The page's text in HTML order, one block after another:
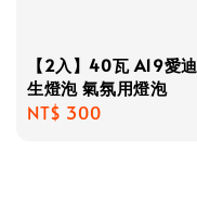
【2入】40瓦 A19愛迪
生燈泡 氣氛用燈泡
Regular
NT$ 300